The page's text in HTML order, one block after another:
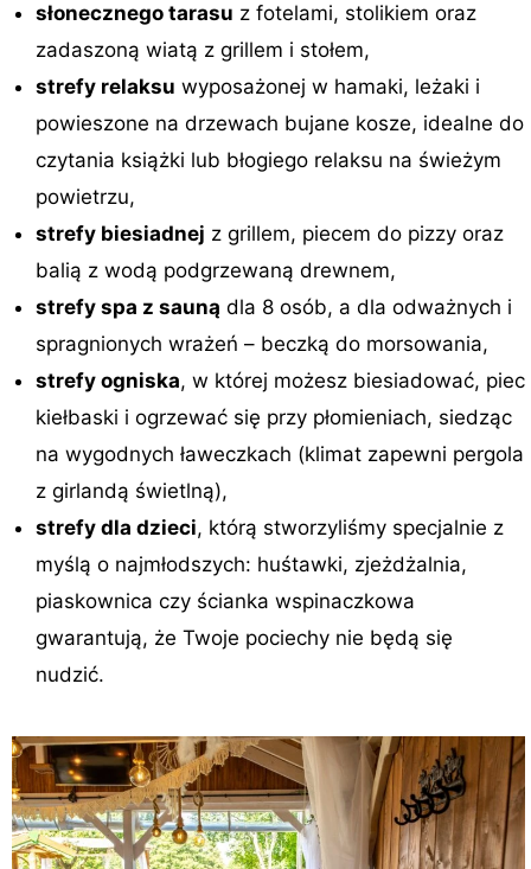
słonecznego tarasu z fotelami, stolikiem oraz
zadaszoną wiatą z grillem i stołem,
strefy relaksu wyposażonej w hamaki, leżaki i
powieszone na drzewach bujane kosze, idealne do
czytania książki lub błogiego relaksu na świeżym
powietrzu,
strefy biesiadnej z grillem, piecem do pizzy oraz
balią z wodą podgrzewaną drewnem,
strefy spa z sauną dla 8 osób, a dla odważnych i
spragnionych wrażeń – beczką do morsowania,
strefy ogniska, w której możesz biesiadować, piec
kiełbaski i ogrzewać się przy płomieniach, siedząc
na wygodnych ławeczkach (klimat zapewni pergola
z girlandą świetlną),
strefy dla dzieci, którą stworzyliśmy specjalnie z
myślą o najmłodszych: huśtawki, zjeżdżalnia,
piaskownica czy ścianka wspinaczkowa
gwarantują, że Twoje pociechy nie będą się
nudzić.